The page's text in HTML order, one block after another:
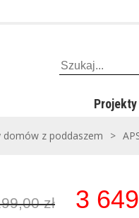
domów z poddaszem >
zł
Pierwotna
cena
3